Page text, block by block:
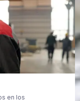
en los